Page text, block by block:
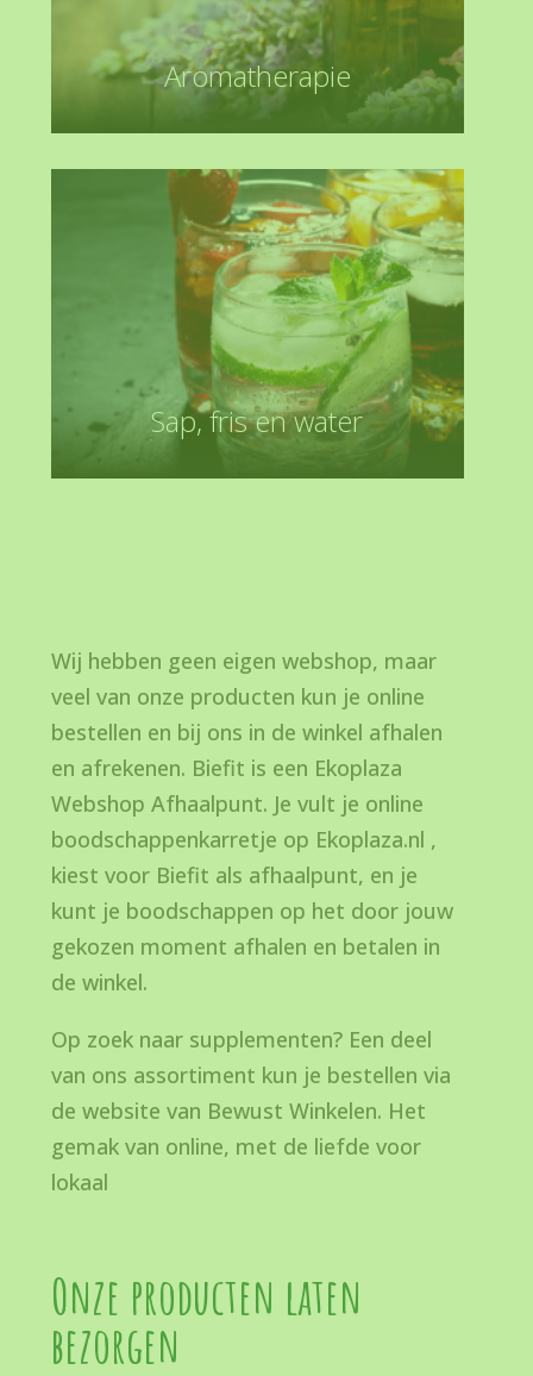
Aromatherapie
Sap, fris en water
Wij hebben geen eigen webshop, maar
veel van onze producten kun je online
bestellen en bij ons in de winkel afhalen
en afrekenen. Biefit is een Ekoplaza
Webshop Afhaalpunt. Je vult je online
boodschappenkarretje op Ekoplaza.nl ,
kiest voor Biefit als afhaalpunt, en je
kunt je boodschappen op het door jouw
gekozen moment afhalen en betalen in
de winkel.
Op zoek naar supplementen? Een deel
van ons assortiment kun je bestellen via
de website van Bewust Winkelen. Het
gemak van online, met de liefde voor
lokaal
Onze producten laten
bezorgen